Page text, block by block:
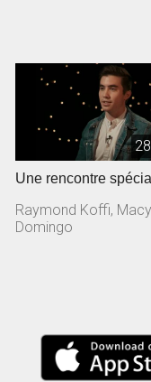
Une rencontre
Raymond Koffi, Macy
Domingo